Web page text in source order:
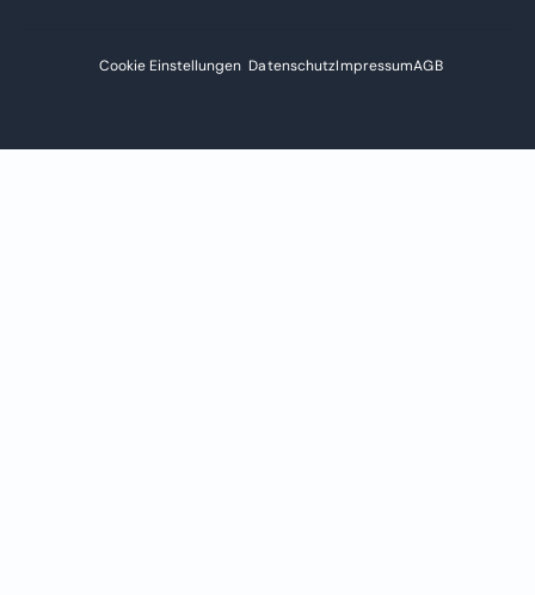
Cookie Einstellungen DatenschutzImpressumAGB